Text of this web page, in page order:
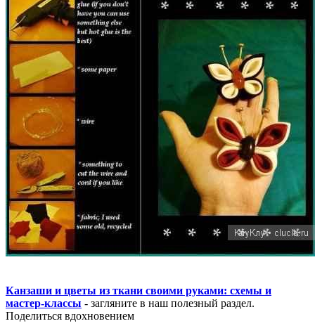
Канзаши и цветы из ткани своими руками: схемы и
мастер-классы - загляните в наш полезный раздел.
Поделиться вдохновением